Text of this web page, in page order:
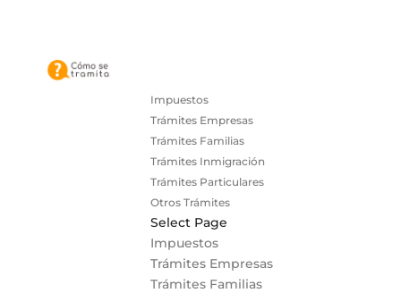
Impuestos
Trámites Empresas
Trámites Familias
Trámites Inmigración
Trámites Particulares
Otros Trámites
Select Page
Impuestos
Trámites Empresas
Trámites Familias